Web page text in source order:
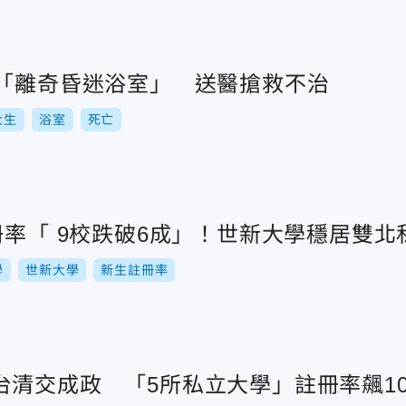
離奇昏迷浴室」 送醫搶救不治
生 浴室 死亡
「 9校跌破6成」！世新大學穩居雙北
世新大學 新生註冊率
清交成政 「5所私立大學」註冊率飆